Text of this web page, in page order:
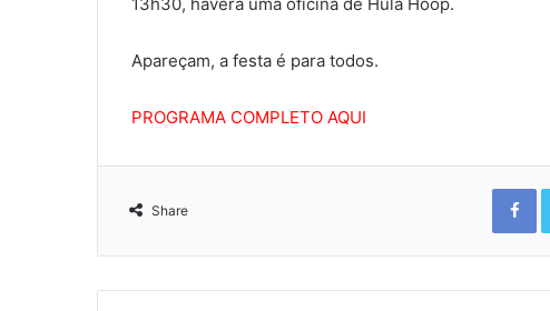
Apareçam, a festa é para todos.
PROGRAMA COMPLETO AQUI
Share
Facebook